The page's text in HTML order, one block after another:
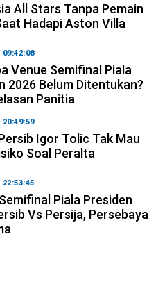
All Stars Tanpa Pemain
Hadapi Aston Villa
09:42:08
Venue Semifinal Piala
2026 Belum Ditentukan?
Panitia
20:49:59
Igor Tolic Tak Mau
Soal Peralta
Piala Presiden
Vs Persija, Persebaya